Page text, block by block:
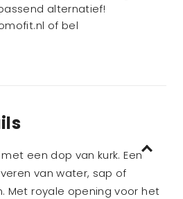
alternatief!
of bel
een dop van kurk. Een
van water, sap of
Met royale opening voor het